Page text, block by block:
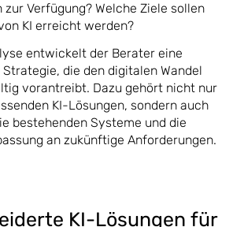
zur Verfügung? Welche Ziele sollen
KI erreicht werden?
entwickelt der Berater eine
die den digitalen Wandel
vorantreibt. Dazu gehört nicht nur
KI-Lösungen, sondern auch
bestehenden Systeme und die
an zukünftige Anforderungen.
KI-Lösungen für